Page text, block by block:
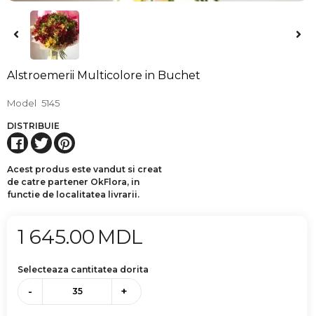
Alstroemerii Multicolore in Buchet
Model 5145
DISTRIBUIE
Acest produs este vandut si creat
de catre partener OkFlora, in
functie de localitatea livrarii.
1 645.00 MDL
Selecteaza cantitatea dorita
- +